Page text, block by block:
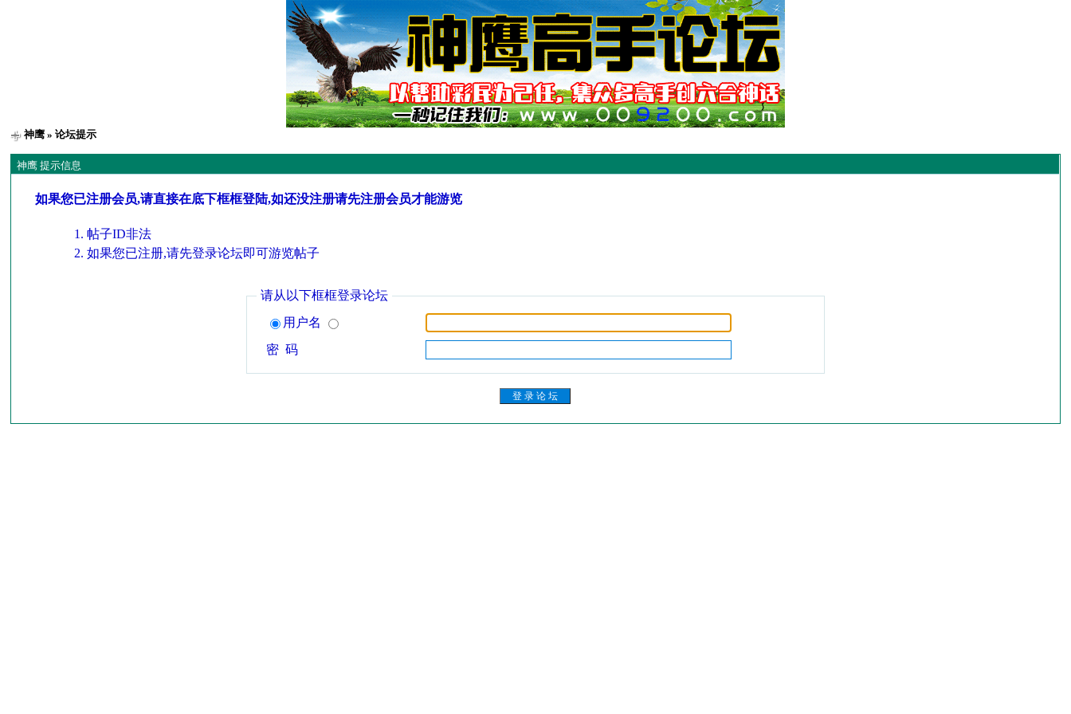
神鹰 » 论坛提示
神鹰 提示信息
如果您已注册会员,请直接在底下框框登陆,如还没注册请先注册会员才能游览
帖子ID非法
如果您已注册,请先登录论坛即可游览帖子
请从以下框框登录论坛
用户名
密 码